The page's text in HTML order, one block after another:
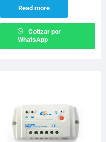
Read more
Cotizar por
WhatsApp